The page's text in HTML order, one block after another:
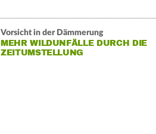
Vorsicht in der Dämmerung
MEHR WILDUNFÄLLE DURCH DIE
ZEITUMSTELLUNG